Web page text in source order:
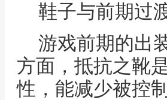
鞋子与前期过
游戏前期的出
方面，抵抗之靴
性，能减少被控